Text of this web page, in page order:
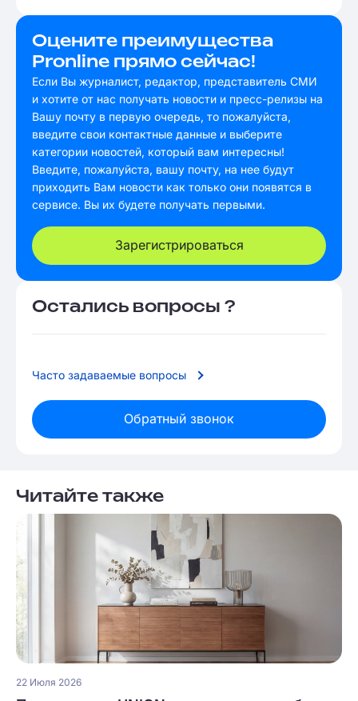
Оцените преимущества
Pronline прямо сейчас!
Если Вы журналист, редактор, представитель СМИ
и хотите от нас получать новости и пресс-релизы на
Вашу почту в первую очередь, то пожалуйста,
введите свои контактные данные и выберите
категории новостей, который вам интересны!
Введите, пожалуйста, вашу почту, на нее будут
приходить Вам новости как только они появятся в
сервисе. Вы их будете получать первыми.
Зарегистрироваться
Остались вопросы ?
Часто задаваемые вопросы
Обратный звонок
Читайте также
22 Июля 2026